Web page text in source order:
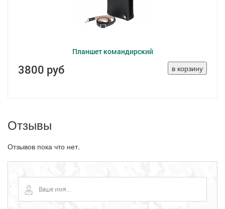
Планшет командирский
3800 руб
Отзывы
Отзывов пока что нет.